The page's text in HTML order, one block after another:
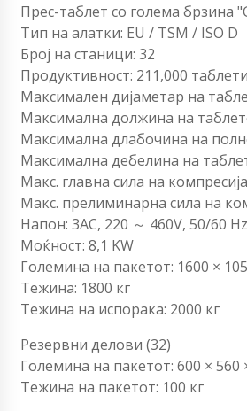
Прес-таблет со голема брзина
Тип на алатки: EU / TSM / ISO D
Број на станици: 32
Продуктивност: 211,000
Максимален дијаметар на
Максимална должина на
Максимална длабочина на
Максимална дебелина на
Макс. главна сила на
Макс. прелиминарна сила на
Напон: 3AC, 220 ～ 460V, 50/60 Hz
Моќност: 8,1 KW
Големина на пакетот: 1600 ×
Тежина: 1800 кг
Тежина на испорака: 2000 кг
Резервни делови (32)
Големина на пакетот: 600 × 560
Тежина на пакетот: 100 кг